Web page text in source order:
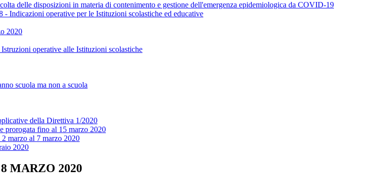
delle disposizioni in materia di contenimento e gestione dell'emergenza epidemiologica da COVID-19
Indicazioni operative per le Istituzioni scolastiche ed educative
2020
operative alle Istituzioni scolastiche
scuola ma non a scuola
della Direttiva 1/2020
prorogata fino al 15 marzo 2020
marzo al 7 marzo 2020
2020
MARZO 2020